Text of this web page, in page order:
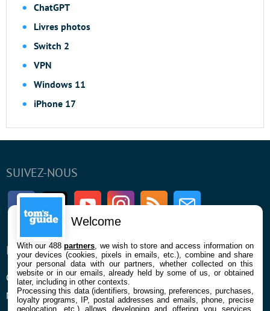
ChatGPT
Livres photos
Switch 2
VPN
Windows 11
iPhone 17
SUIVEZ-NOUS
FacebookTwitter Youtube InstagramRSS Newsletter
ENTREPRISE
Qui sommes nous
Mentions légales et CGU
À PROPOS
La rédaction
Contact
Welcome
With our 488partners , we wish to store and access information on
your devices (cookies, pixels in emails, etc.), combine and share
your personal data with our partners, whether collected on this
website or in our emails, already held by some of us, or obtained
later, including in other contexts.
Processing this data (identifiers, browsing, preferences, purchases,
loyalty programs, IP, postal addresses and emails, phone, precise
geolocation, etc.) allows developing and offering you services,